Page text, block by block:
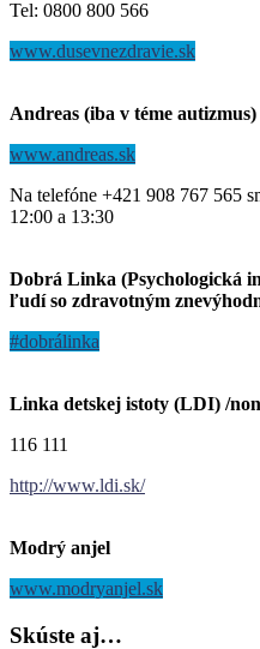
Tel: 0800 800 566
www.dusevnezdravie.sk
Andreas (iba v téme autizmus)
www.andreas.sk
Na telefóne +421 908 767 565
12:00 a 13:30
Dobrá Linka (Psychologická
ľudí so zdravotným
#dobrálinka
Linka detskej istoty (LDI) /
116 111
http://www.ldi.sk/
Modrý anjel
www.modryanjel.sk
Skúste aj…